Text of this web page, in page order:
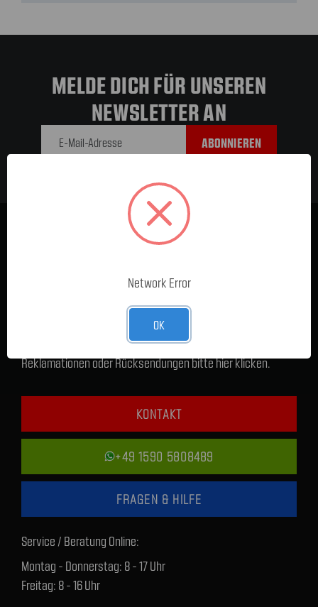
MELDE DICH FÜR UNSEREN
NEWSLETTER AN
Für sämtliche Anliegen zur Lieferzeit, technischen Fragen,
Reklamationen oder Rücksendungen bitte hier klicken.
KONTAKT
+49 1590 5808489
FRAGEN & HILFE
Service / Beratung Online:
Montag - Donnerstag: 8 - 17 Uhr
Freitag: 8 - 16 Uhr
Network Error
OK